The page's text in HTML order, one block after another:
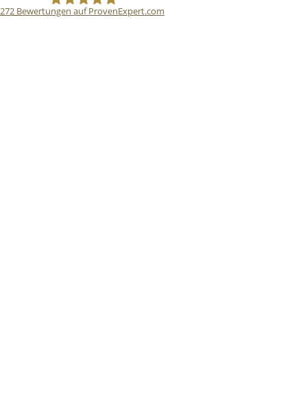
272 Bewertungen auf ProvenExpert.com